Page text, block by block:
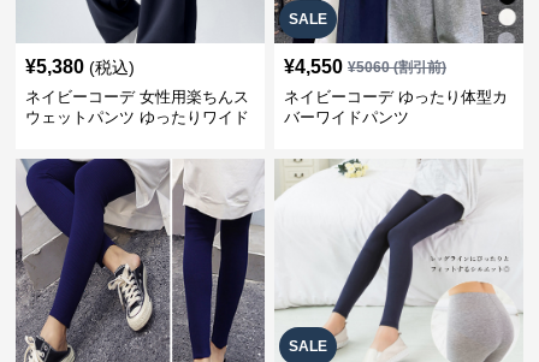
¥5,380 (税込)
ネイビーコーデ 女性用楽ちんス
ウェットパンツ ゆったりワイド
SALE
¥4,550 ¥5060(割引前)
ネイビーコーデ ゆったり体型カ
バーワイドパンツ
SALE